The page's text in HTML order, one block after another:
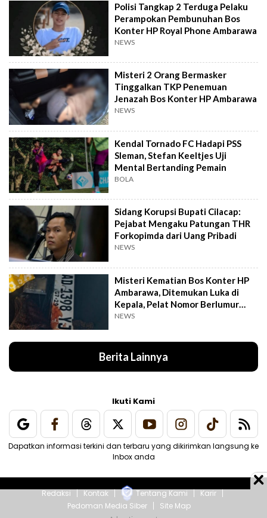
Polisi Tangkap 2 Terduga Pelaku
Perampokan Pembunuhan Bos
Konter HP Royal Phone Ambarawa
NEWS
Misteri 2 Orang Bermasker
Tinggalkan TKP Penemuan
Jenazah Bos Konter HP Ambarawa
NEWS
Kendal Tornado FC Hadapi PSS
Sleman, Stefan Keeltjes Uji
Mental Bertanding Pemain
BOLA
Sidang Korupsi Bupati Cilacap:
Pejabat Mengaku Patungan THR
Forkopimda dari Uang Pribadi
NEWS
Misteri Kematian Bos Konter HP
Ambarawa, Ditemukan Luka di
Kepala, Pelat Nomor Berlumur
Darah
NEWS
Berita Lainnya
Ikuti Kami
Dapatkan informasi terkini dan terbaru yang dikirimkan langsung ke
Inbox anda
Redaksi Kontak Tentang Kami
Karir
Pedoman Media Siber
Site Map